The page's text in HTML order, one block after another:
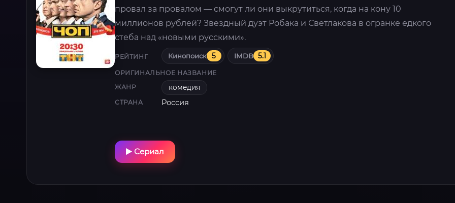
провал за провалом — смогут ли они выкрутиться, когда на кону 10
миллионов рублей? Звездный дуэт Робака и Светлакова в огранке едкого
стеба над «новыми русскими».
РЕЙТИНГ Кинопоиск 5 IMDB 5.1
ОРИГИНАЛЬНОЕ НАЗВАНИЕ
ЖАНР
комедия
СТРАНА Россия
Сериал